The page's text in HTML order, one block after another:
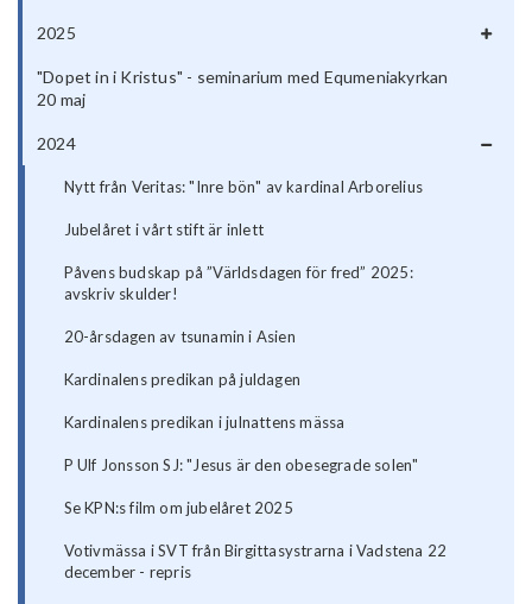
2025
"Dopet in i Kristus" - seminarium med Equmeniakyrkan
20 maj
2024
Nytt från Veritas: "Inre bön" av kardinal Arborelius
Jubelåret i vårt stift är inlett
Påvens budskap på ”Världsdagen för fred” 2025:
avskriv skulder!
20-årsdagen av tsunamin i Asien
Kardinalens predikan på juldagen
Kardinalens predikan i julnattens mässa
P Ulf Jonsson SJ: "Jesus är den obesegrade solen"
Se KPN:s film om jubelåret 2025
Votivmässa i SVT från Birgittasystrarna i Vadstena 22
december - repris